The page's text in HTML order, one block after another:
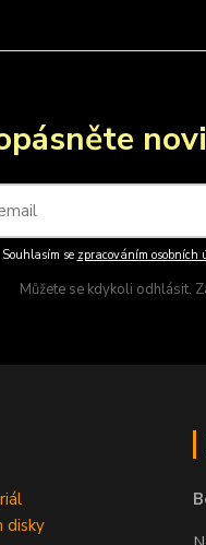
Souhlasím se zpracováním osobních
Můžete se kdykoli odhlásit.
disky